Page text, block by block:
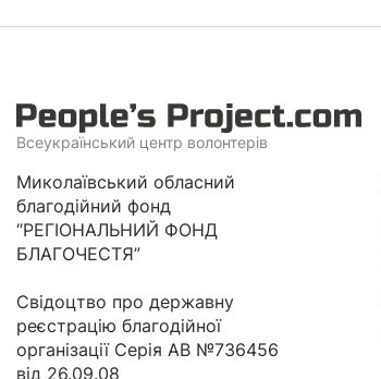
Всеукраїнський центр волонтерів
Миколаївський обласний
благодійний фонд
“РЕГІОНАЛЬНИЙ ФОНД
БЛАГОЧЕСТЯ”
Свідоцтво про державну
реєстрацію благодійної
організації Серія АВ №736456
від 26.09.08